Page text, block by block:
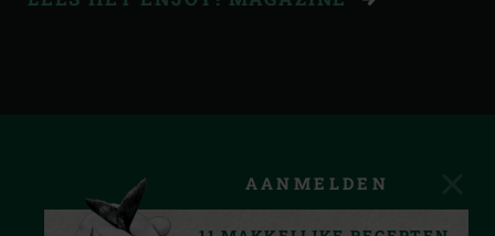
AANMELDEN